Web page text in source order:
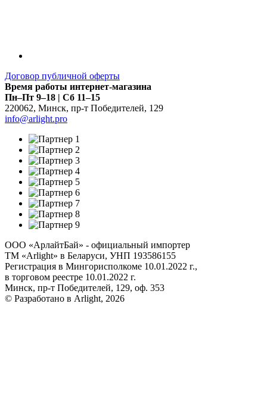
Договор публичной оферты
Время работы интернет-магазина
Пн–Пт 9–18 | Сб 11–15
220062, Минск, пр-т Победителей, 129
info@arlight.pro
ООО «АрлайтБай» - официальный импортер
ТМ «Arlight» в Беларуси, УНП 193586155
Регистрация в Мингорисполкоме 10.01.2022 г.,
в торговом реестре 10.01.2022 г.
Минск, пр-т Победителей, 129, оф. 353
© Разработано в Arlight, 2026